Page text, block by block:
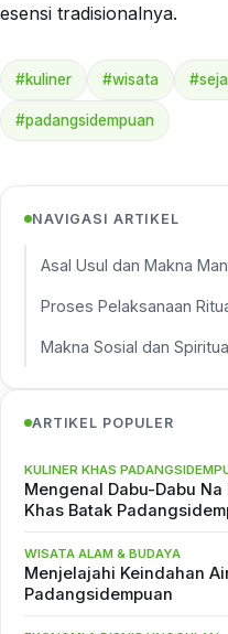
esensi tradisionalnya.
#kuliner #wisata
#padangsidempuan
NAVIGASI ARTIKEL
Asal Usul dan Makna
Proses Pelaksanaan
Makna Sosial dan
ARTIKEL POPULER
KULINER KHAS
Mengenal Dabu-Dabu
Khas Batak
WISATA ALAM & BUDAYA
Menjelajahi Keindahan
Padangsidempuan